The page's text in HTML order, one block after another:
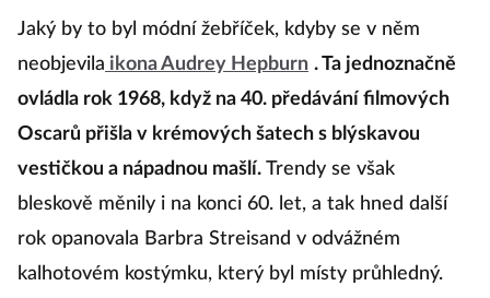
Jaký by to byl módní žebříček, kdyby se v něm
neobjevila ikona Audrey Hepburn . Ta jednoznačně
ovládla rok 1968, když na 40. předávání filmových
Oscarů přišla v krémových šatech s blýskavou
vestičkou a nápadnou mašlí. Trendy se však
bleskově měnily i na konci 60. let, a tak hned další
rok opanovala Barbra Streisand v odvážném
kalhotovém kostýmku, který byl místy průhledný.